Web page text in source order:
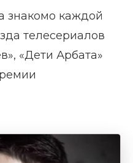
знакомо каждой
телесериалов
«Дети Арбата»